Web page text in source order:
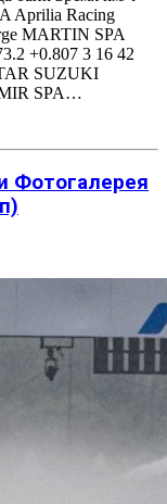
Aprilia Racing
MARTIN SPA
+0.807 3 16 42
SUZUKI
MIR SPA…
Фотогалерея